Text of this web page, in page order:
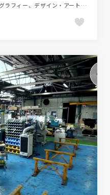
カラフル、スタイリッシュ、タイポグラフィー、デザイン・アート・音楽・文芸、ポップ、施設・店舗サイト